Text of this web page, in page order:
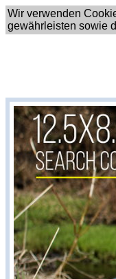
Wir verwenden
gewährleisten sowie